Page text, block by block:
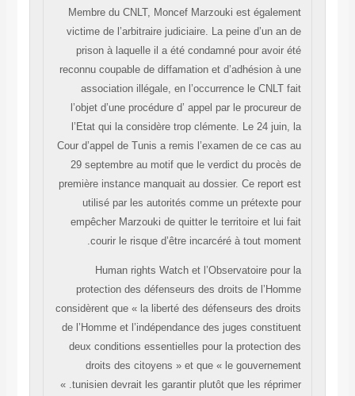
Membre du CNLT, Moncef Marzouki est également
victime de l’arbitraire judiciaire. La peine d’un an de
prison à laquelle il a été condamné pour avoir été
reconnu coupable de diffamation et d’adhésion à une
association illégale, en l’occurrence le CNLT fait
l’objet d’une procédure d’ appel par le procureur de
l’Etat qui la considère trop clémente. Le 24 juin, la
Cour d’appel de Tunis a remis l’examen de ce cas au
29 septembre au motif que le verdict du procès de
première instance manquait au dossier. Ce report est
utilisé par les autorités comme un prétexte pour
empêcher Marzouki de quitter le territoire et lui fait
courir le risque d’être incarcéré à tout moment.
Human rights Watch et l’Observatoire pour la
protection des défenseurs des droits de l’Homme
considèrent que « la liberté des défenseurs des droits
de l’Homme et l’indépendance des juges constituent
deux conditions essentielles pour la protection des
droits des citoyens » et que « le gouvernement
tunisien devrait les garantir plutôt que les réprimer. »